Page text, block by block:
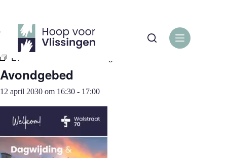
inhoud
« Alle Evenementen
Evenementenreeks:
Avondgebed
12 april 2030 om 16:30 - 17:00